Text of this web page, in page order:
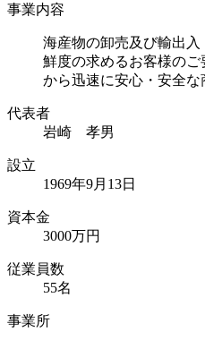
事業内容
海産物の卸売及び輸出入
鮮度の求めるお客様の
から迅速に安心・安全な
代表者
岩崎 孝男
設立
1969年9月13日
資本⾦
3000万円
従業員数
55名
事業所